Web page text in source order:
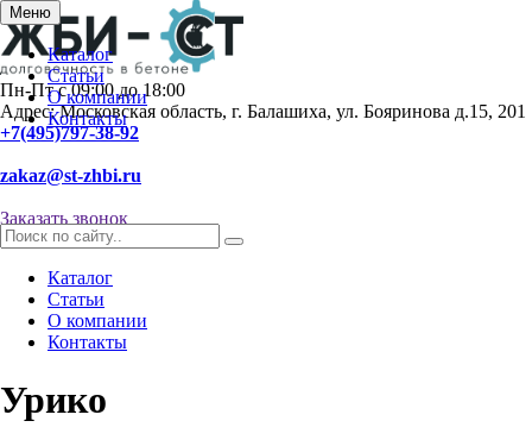
Меню
Каталог
Статьи
О компании
Контакты
Пн-Пт с 09:00 до 18:00
Адрес: Московская область, г. Балашиха, ул. Бояринова д.15, 201
+7(495)797-38-92
zakaz@st-zhbi.ru
Заказать звонок
Каталог
Статьи
О компании
Контакты
Урико